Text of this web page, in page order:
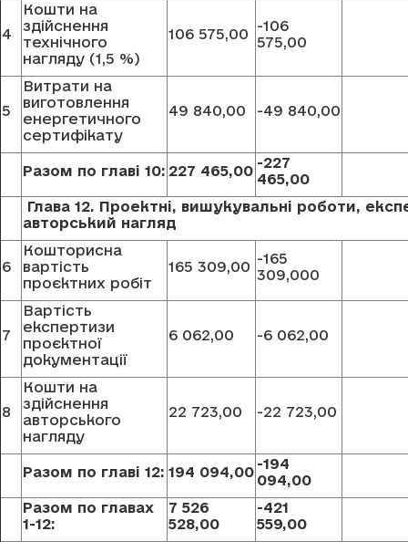
4
Кошти на
здійснення
технічного
нагляду (1,5 %)
106 575,00
-106
575,00
5
Витрати на
виготовлення
енергетичного
сертифікату
49 840,00 -49 840,00
Разом по главi 10: 227 465,00 -227
465,00
Глава 12. Проектні, вишукувальні роботи,
авторський нагляд
6
Кошторисна
вартість
проєктних робіт
165 309,00 -165
309,000
7
Вартість
експертизи
проєктної
документації
6 062,00 -6 062,00
8
Кошти на
здійснення
авторського
нагляду
22 723,00 -22 723,00
Разом по главi 12: 194 094,00 -194
094,00
Разом по главах
1-12:
7 526
528,00
-421
559,00